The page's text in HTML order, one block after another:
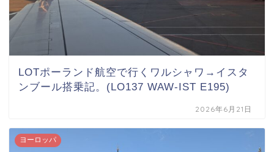
LOTポーランド航空で行くワルシャワ→イスタ
ンブール搭乗記。(LO137 WAW-IST E195)
2026年6月21日
ヨーロッパ